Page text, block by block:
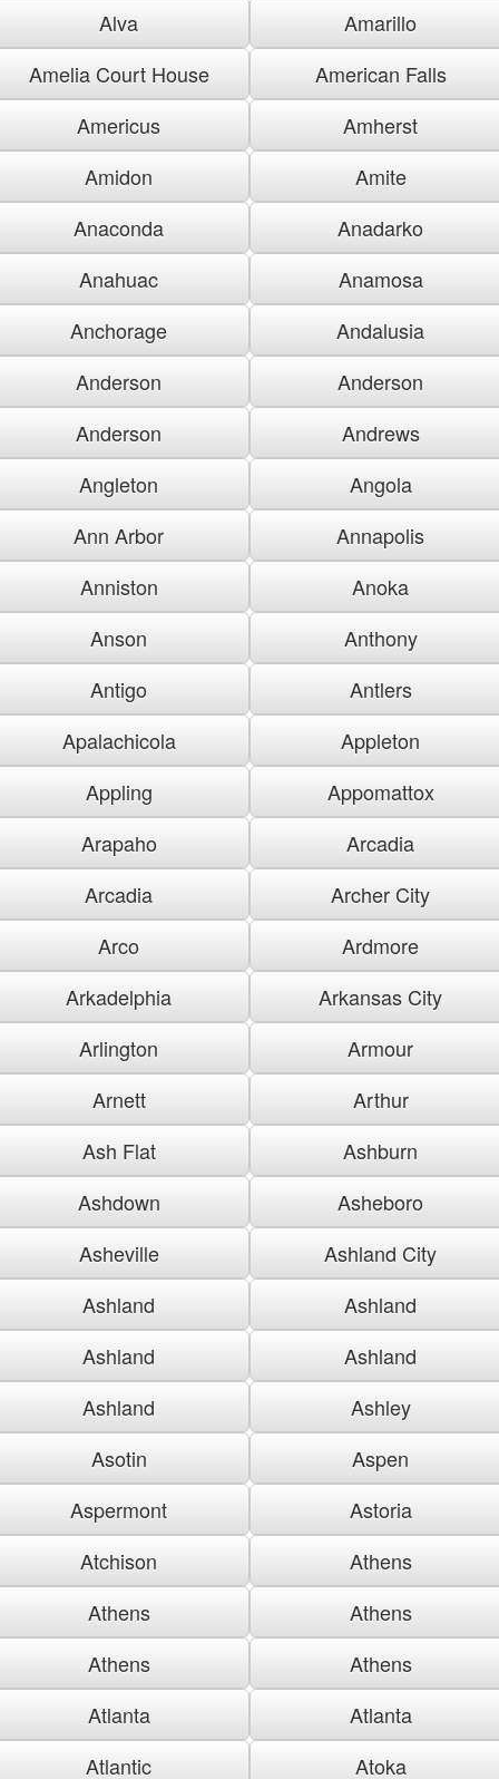
Alva
Amarillo
Amelia Court House
American Falls
Americus
Amherst
Amidon
Amite
Anaconda
Anadarko
Anahuac
Anamosa
Anchorage
Andalusia
Anderson
Anderson
Anderson
Andrews
Angleton
Angola
Ann Arbor
Annapolis
Anniston
Anoka
Anson
Anthony
Antigo
Antlers
Apalachicola
Appleton
Appling
Appomattox
Arapaho
Arcadia
Arcadia
Archer City
Arco
Ardmore
Arkadelphia
Arkansas City
Arlington
Armour
Arnett
Arthur
Ash Flat
Ashburn
Ashdown
Asheboro
Asheville
Ashland City
Ashland
Ashland
Ashland
Ashland
Ashland
Ashley
Asotin
Aspen
Aspermont
Astoria
Atchison
Athens
Athens
Athens
Athens
Athens
Atlanta
Atlanta
Atlantic
Atoka